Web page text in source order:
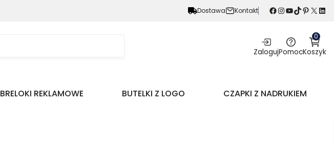
Dostawa Kontakt Facebook InstagramYouTube TikTok Pinterest X LinkedIn
ZalogujPomoc
0
Koszyk
BRELOKI REKLAMOWE BUTELKI Z LOGO CZAPKI Z NADRUKIEM